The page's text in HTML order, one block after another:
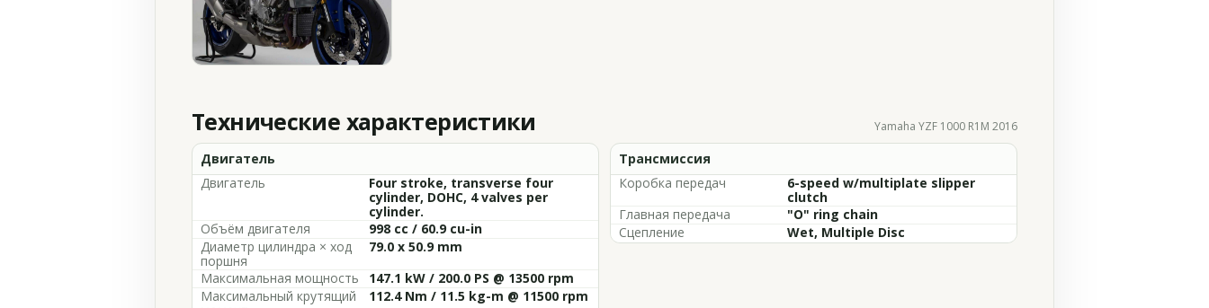
Технические характеристики Yamaha YZF 1000 R1M 2016
Двигатель
Двигатель
Four stroke, transverse four
cylinder, DOHC, 4 valves per
cylinder.
Объём двигателя
998 cc / 60.9 cu-in
Диаметр цилиндра × ход
поршня
79.0 x 50.9 mm
Максимальная мощность
147.1 kW / 200.0 PS @ 13500 rpm
Максимальный крутящий
112.4 Nm / 11.5 kg-m @ 11500 rpm
Трансмиссия
Коробка передач
6-speed w/multiplate slipper
clutch
Главная передача
"O" ring chain
Сцепление
Wet, Multiple Disc